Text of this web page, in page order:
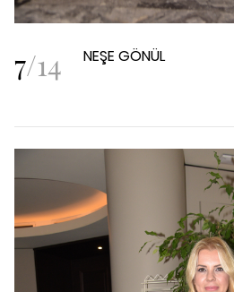
7/14 NEŞE GÖNÜL